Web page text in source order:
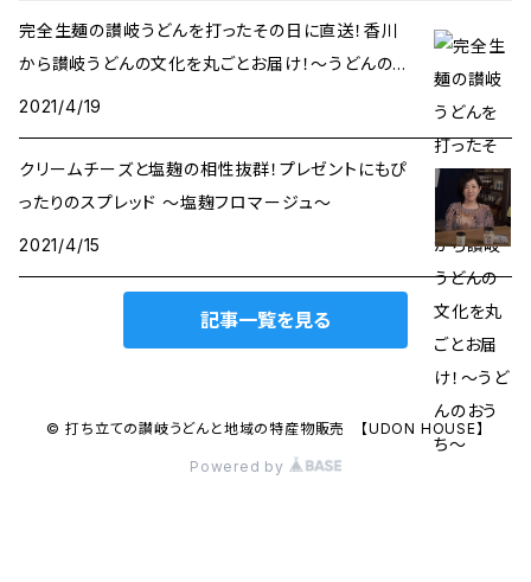
完全生麺の讃岐うどんを打ったその日に直送！香川
から讃岐うどんの文化を丸ごとお届け！〜うどんのお
うち〜
2021/4/19
クリームチーズと塩麹の相性抜群！プレゼントにもぴ
ったりのスプレッド 〜塩麹フロマージュ〜
2021/4/15
記事一覧を見る
© 打ち立ての讃岐うどんと地域の特産物販売 【UDON HOUSE】
Powered by